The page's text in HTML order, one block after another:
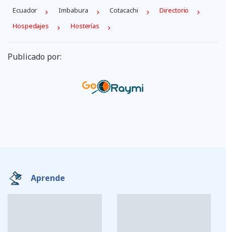
Ecuador Imbabura Cotacachi
Directorio
Hospedajes
Hosterías
Publicado por:
Aprende